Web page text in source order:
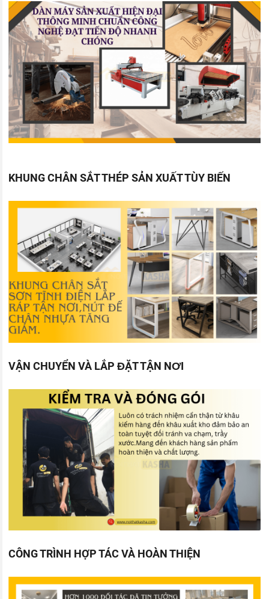
KHUNG CHÂN SẮT THÉP SẢN XUẤT TÙY BIẾN
VẬN CHUYỂN VÀ LẮP ĐẶT TẬN NƠI
CÔNG TRÌNH HỢP TÁC VÀ HOÀN THIỆN